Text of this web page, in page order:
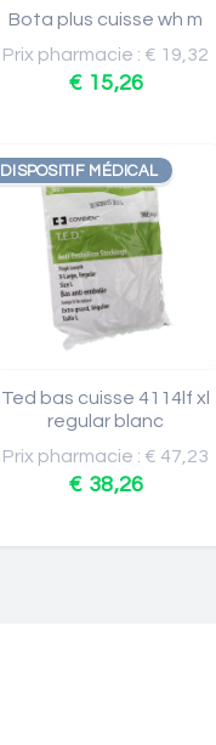
Bota plus cuisse wh m
Prix pharmacie : € 19,32
€ 15,26
DISPOSITIF MÉDICAL
Ted bas cuisse 4114lf xl
regular blanc
Prix pharmacie : € 47,23
€ 38,26